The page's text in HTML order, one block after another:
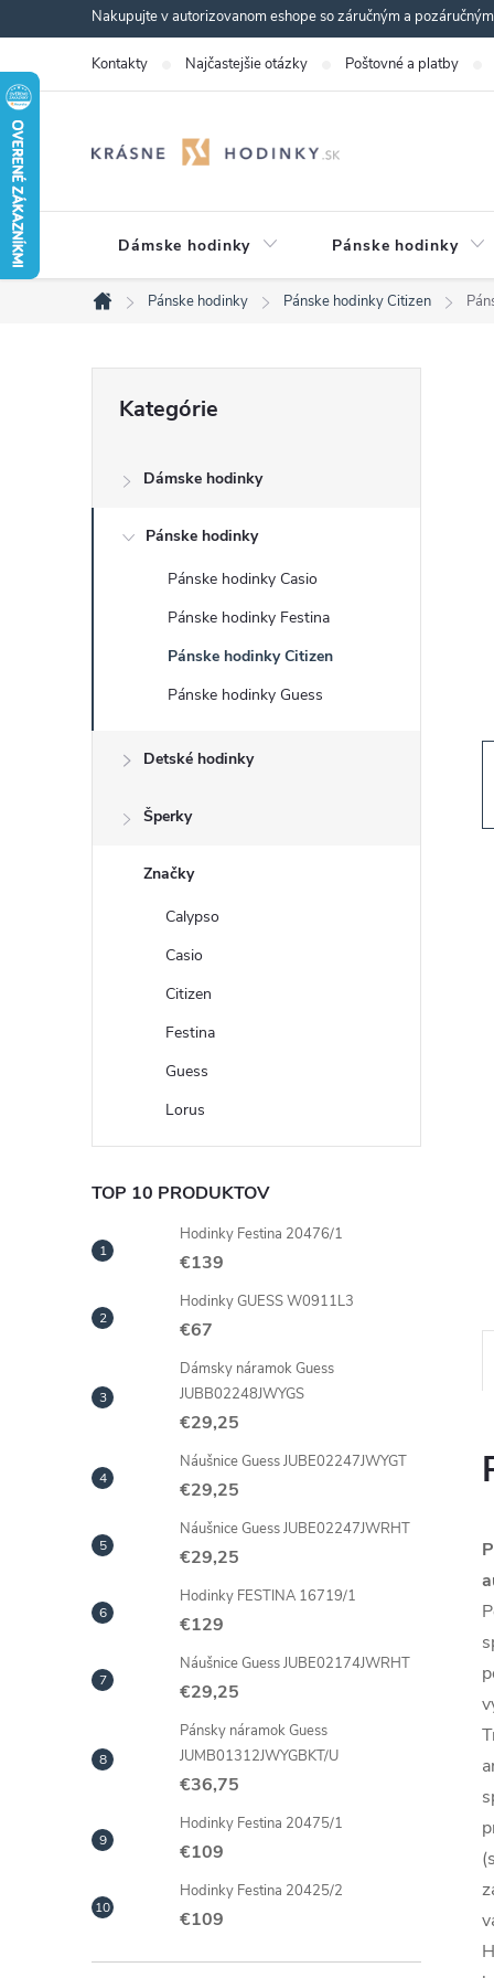
na
obsah
Nakupujte v autorizovanom eshope so záručným a
Kontakty Najčastejšie otázky Poštovné a platby
Dámske hodinky Pánske hodinky
Domov
Pánske hodinky Pánske hodinky Citizen
č
a
kategórie
Kategórie
Dámske hodinky
Pánske hodinky
Pánske hodinky Casio
Pánske hodinky Festina
Pánske hodinky Citizen
Pánske hodinky Guess
Detské hodinky
Šperky
Značky
Calypso
Casio
Citizen
Festina
Guess
Lorus
TOP 10 PRODUKTOV
Hodinky Festina 20476/1
€139
Hodinky GUESS W0911L3
€67
Dámsky náramok Guess
JUBB02248JWYGS
€29,25
Náušnice Guess JUBE02247JWYGT
€29,25
Náušnice Guess JUBE02247JWRHT
€29,25
Hodinky FESTINA 16719/1
€129
Náušnice Guess JUBE02174JWRHT
€29,25
Pánsky náramok Guess
JUMB01312JWYGBKT/U
€36,75
Hodinky Festina 20475/1
€109
Hodinky Festina 20425/2
€109